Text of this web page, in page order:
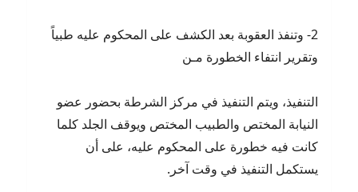
2- وتنفذ العقوبة بعد الكشف على المحكوم عليه طبياً
وتقرير انتفاء الخطورة مـن
التنفيذ، ويتم التنفيذ في مركز الشرطة بحضور عضو
النيابة المختص والطبيب المختص ويوقف الجلد كلما
كانت فيه خطورة على المحكوم عليه، على أن
يستكمل التنفيذ في وقت آخر.